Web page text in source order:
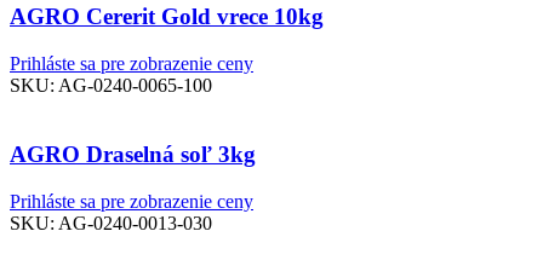
AGRO Cererit Gold vrece 10kg
Prihláste sa pre zobrazenie ceny
SKU: AG-0240-0065-100
AGRO Draselná soľ 3kg
Prihláste sa pre zobrazenie ceny
SKU: AG-0240-0013-030